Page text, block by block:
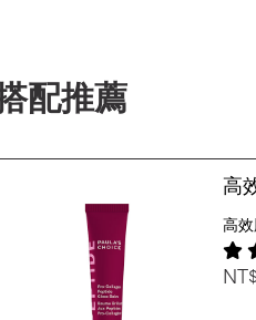
配推薦
高
莓
高